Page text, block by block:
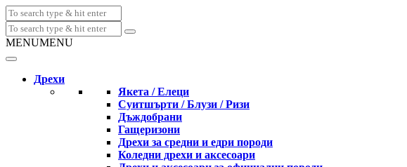
MENUMENU
Дрехи
Якета / Елеци
Суитшърти / Блузи / Ризи
Дъждобрани
Гащеризони
Дрехи за средни и едри породи
Коледни дрехи и аксесоари